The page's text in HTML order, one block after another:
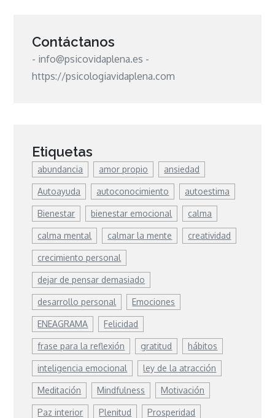
Contáctanos
- info@psicovidaplena.es -
https://psicologiavidaplena.com
Etiquetas
abundancia amor propio ansiedad
Autoayuda autoconocimiento autoestima
Bienestar bienestar emocional calma
calma mental calmar la mente creatividad
crecimiento personal
dejar de pensar demasiado
desarrollo personal Emociones
ENEAGRAMA Felicidad
frase para la reflexión gratitud hábitos
inteligencia emocional ley de la atracción
Meditación Mindfulness Motivación
Paz interior Plenitud Prosperidad